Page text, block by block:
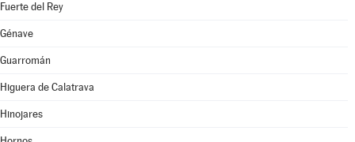
Fuerte del Rey
Génave
Guarromán
Higuera de Calatrava
Hinojares